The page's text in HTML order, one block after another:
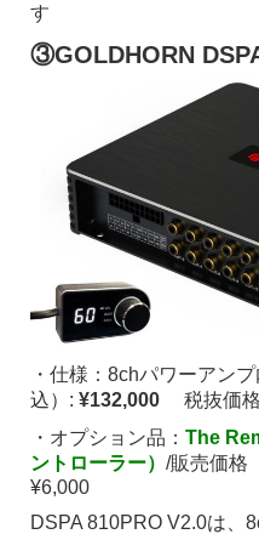
す
③GOLDHORN
・仕様：8chパワーアン
込）: ¥132,000 税抜価格
・オプション品： The
ントローラー） /販売価格
¥6,000
DSPA 810PRO V2.0は、